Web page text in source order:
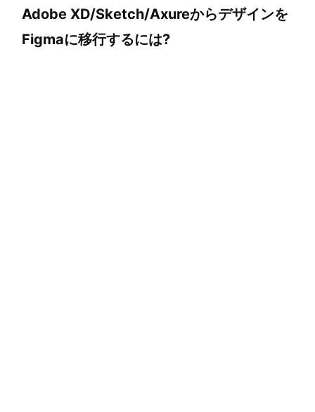
Adobe XD/Sketch/Axureからデザインを
Figmaに移行するには?